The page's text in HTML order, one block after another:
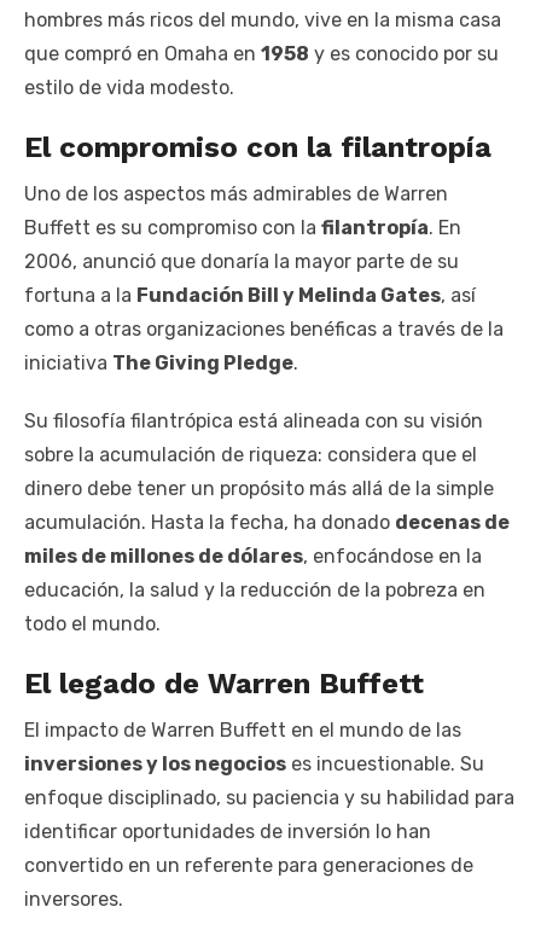
hombres más ricos del mundo, vive en la misma casa
que compró en Omaha en 1958 y es conocido por su
estilo de vida modesto.
El compromiso con la filantropía
Uno de los aspectos más admirables de Warren
Buffett es su compromiso con la filantropía. En
2006, anunció que donaría la mayor parte de su
fortuna a la Fundación Bill y Melinda Gates, así
como a otras organizaciones benéficas a través de la
iniciativa The Giving Pledge.
Su filosofía filantrópica está alineada con su visión
sobre la acumulación de riqueza: considera que el
dinero debe tener un propósito más allá de la simple
acumulación. Hasta la fecha, ha donado decenas de
miles de millones de dólares, enfocándose en la
educación, la salud y la reducción de la pobreza en
todo el mundo.
El legado de Warren Buffett
El impacto de Warren Buffett en el mundo de las
inversiones y los negocios es incuestionable. Su
enfoque disciplinado, su paciencia y su habilidad para
identificar oportunidades de inversión lo han
convertido en un referente para generaciones de
inversores.